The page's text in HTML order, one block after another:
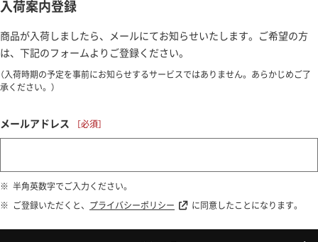
入荷案内登録
商品が入荷しましたら、メールにてお知らせいたします。ご希望の方
は、下記のフォームよりご登録ください。
（入荷時期の予定を事前にお知らせするサービスではありません。あらかじめご了
承ください。）
メールアドレス
半角英数字でご入力ください。
ご登録いただくと、 プライバシーポリシー に同意したことになります。